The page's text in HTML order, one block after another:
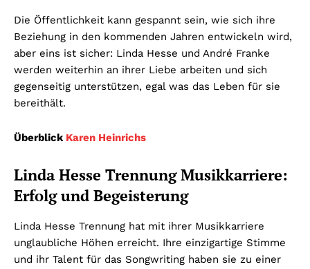
Die Öffentlichkeit kann gespannt sein, wie sich ihre
Beziehung in den kommenden Jahren entwickeln wird,
aber eins ist sicher: Linda Hesse und André Franke
werden weiterhin an ihrer Liebe arbeiten und sich
gegenseitig unterstützen, egal was das Leben für sie
bereithält.
Überblick Karen Heinrichs
Linda Hesse Trennung Musikkarriere:
Erfolg und Begeisterung
Linda Hesse Trennung hat mit ihrer Musikkarriere
unglaubliche Höhen erreicht. Ihre einzigartige Stimme
und ihr Talent für das Songwriting haben sie zu einer